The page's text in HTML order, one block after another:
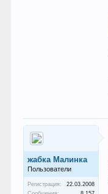
жабка Малинка
Пользователи
Регистрация:
22.03.2008